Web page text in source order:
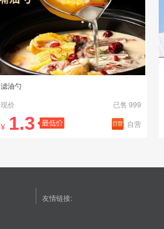
滤油勺
现价
已售 999
¥ 1.3 自营
友情链接: